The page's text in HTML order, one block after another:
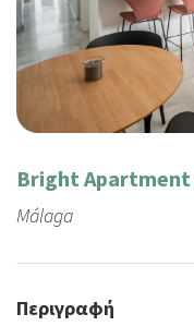
Bright
Málaga
Περιγραφή